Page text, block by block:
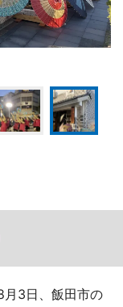
3日、飯田市の